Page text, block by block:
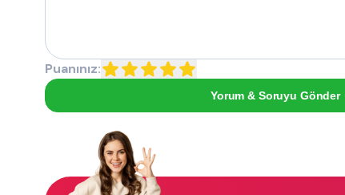
Puanınız:
Yorum & Soruyu Gönder